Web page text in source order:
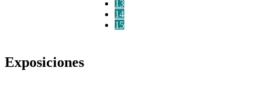
13
14
15
Exposiciones